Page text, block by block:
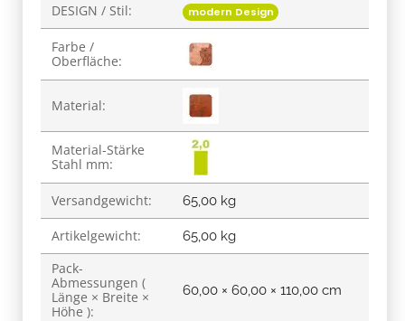
DESIGN / Stil: modern Design
Farbe /
Oberfläche:
Material:
Material-Stärke
Stahl mm:
Versandgewicht: 65,00 kg
Artikelgewicht: 65,00 kg
Pack-
Abmessungen (
Länge × Breite ×
Höhe ):
60,00 × 60,00 × 110,00 cm